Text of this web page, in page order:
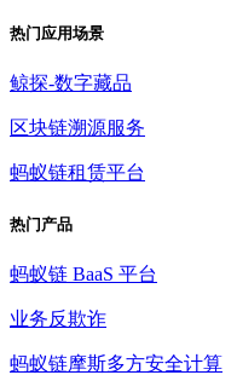
热门应用场景
鲸探-数字藏品
区块链溯源服务
蚂蚁链租赁平台
热门产品
蚂蚁链 BaaS 平台
业务反欺诈
蚂蚁链摩斯多方安全计算